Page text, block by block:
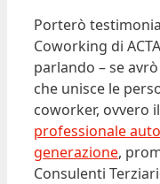
Porterò
Coworking di
parlando – se
che unisce le
coworker, ovvero il
professionale
generazione,
Consulenti